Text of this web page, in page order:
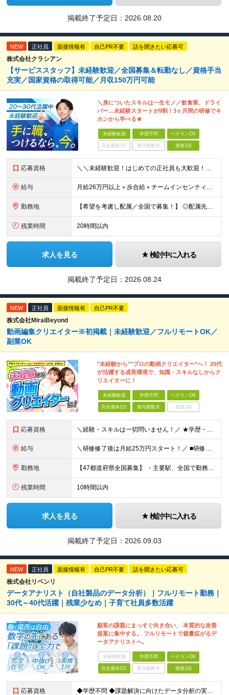
掲載終了予定日： 2026.08.20
NEW 正社員 面接情報有 自己PR不要 話を聞きたい応募可
株式会社クラシアン
【サービススタッフ】未経験歓迎／全国募集＆転勤なし／資格手当
充実／国家資格の取得可能／月収150万円可能
＼身についたスキルは一生モノ／飲食業、ドライ
バー…未経験スタートが9割！3ヶ月間の研修でキ
ホンから学べる★
未経験歓迎 学歴不問 ベテランOK
完全週休2日 賞与複数月 面接1回
応募資格 ＼＼未経験歓迎！はじめての正社員も大歓迎！／／ ★業種・職種未経験歓迎 ★学歴不問 ★社会人デビュー・フリーターOK ＜応募条件＞ ■普通自動車免許（AT限定可） ＊1人1台、社用車を貸与します。
給与 月給26万円以上＋歩合給＋チームインセンティブ＋諸手当＋残業代 ※上記は東京のみの月給です。 ┗その他エリアは、月給22万円以上となります。 ※経験・スキルを考慮の上、弊社規程により優遇いたします。
勤務地 【希望を考慮し配属／全国で募集！】 ◎配属先は希望考慮 ◎転勤なし！ ★関東 ■東京 板橋区/世⽥⾕区/練⾺区/⾜⽴区/⼤⽥区/江⼾川区/多摩市 ■千葉 千葉市/船橋市/柏市 ■神奈川 横浜市/厚⽊
残業時間 20時間以内
求人を見る 検討中に入れる
掲載終了予定日： 2026.08.24
NEW 正社員 面接情報有 自己PR不要
株式会社MiraiBeyond
動画編集クリエイター※初掲載｜未経験歓迎／フルリモートOK／
副業OK
"未経験から""プロの動画クリエイター"へ！ 20代
が活躍する成長環境で、知識・スキルなしからク
リエイターに！
未経験歓迎 学歴不問 ベテランOK
完全週休2日 賞与複数月 面接1回
応募資格 ＼経験・スキルは一切問いません！／ ★学歴・職歴不問 ★未経験・第二新卒歓迎！ ★正社員デビューも応援します！ 【こんな方にピッタリ！】 ✓ 動画やYouTube、TikTokを見るのが好きな方 ✓
給与 ＼研修修了後は月給25万円スタート！／ ■研修修了後 月給25万円＋賞与＋インセンティブ賞与 ※残業代は別途支給 ▽研修期間▽ 【未経験者】 ▶ 月給20万円～ 【固定残業代について】
勤務地 【47都道府県全国募集】 ・主要駅、全国で勤務可能！ ・どこに住んでいても応募可能！ 【東京本社】 東京都品川区東品川5-9-2 在宅でコツコツ働きながら、長く安定して続けられます♪ 本社：〒1
残業時間 10時間以内
求人を見る 検討中に入れる
掲載終了予定日： 2026.09.03
NEW 正社員 面接情報有 自己PR不要 話を聞きたい応募可
株式会社リベンリ
データアナリスト（自社製品のデータ分析）｜フルリモート勤務｜
30代～40代活躍｜残業少なめ｜子育て社員多数活躍
顧客の課題にまっすぐ向き合い、 本質的な改善
提案に集中する。 フルリモートで裁量拡がるデ
ータアナリストへ。
未経験歓迎 学歴不問 ベテランOK
完全週休2日 賞与複数月 面接1回
応募資格 ◆学歴不問 ◆課題解決に向けたデータ分析の実務経験 ※事業会社でのご経験をお持ちの方、 データ分析～プレゼンまでのご経験をお持ちの方は尚歓迎します ＜歓迎要件・求める人物像＞ ◎複雑な課題を整理し